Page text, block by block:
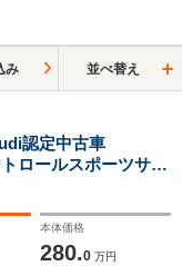
み 並べ替え
認定中古車
ロールスポーツサス
トリクスLEDヘッ
ナビゲーション 認
本体価格
280.0 万円